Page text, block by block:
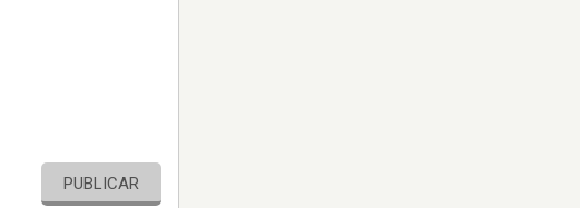
PUBLICAR